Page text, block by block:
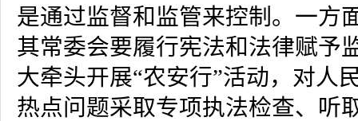
是通过监督和监管来控制。一方
其常委会要履行宪法和法律赋予
大牵头开展“农安行”活动，对人
热点问题采取专项执法检查、听